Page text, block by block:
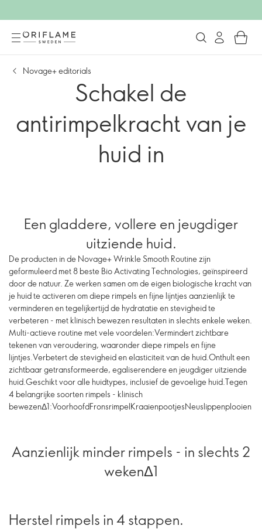
Novage+ editorials
Schakel de
antirimpelkracht van je
huid in
Een gladdere, vollere en jeugdiger
uitziende huid.
De producten in de Novage+ Wrinkle Smooth Routine zijn
geformuleerd met 8 beste Bio Activating Technologies, geïnspireerd
door de natuur. Ze werken samen om de eigen biologische kracht van
je huid te activeren om diepe rimpels en fijne lijntjes aanzienlijk te
verminderen en tegelijkertijd de hydratatie en stevigheid te
verbeteren - met klinisch bewezen resultaten in slechts enkele weken.
Multi-actieve routine met vele voordelen:Vermindert zichtbare
tekenen van veroudering, waaronder diepe rimpels en fijne
lijntjes.Verbetert de stevigheid en elasticiteit van de huid.Onthult een
zichtbaar getransformeerde, egaliserendere en jeugdiger uitziende
huid.Geschikt voor alle huidtypes, inclusief de gevoelige huid.Tegen
4 belangrijke soorten rimpels - klinisch
bewezenΔ1:VoorhoofdFronsrimpelKraaienpootjesNeuslippenplooien
Aanzienlijk minder rimpels - in slechts 2
wekenΔ1
Herstel rimpels in 4 stappen.